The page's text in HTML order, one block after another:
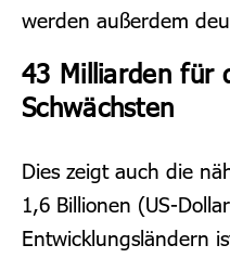
werden außerdem
43 Milliarden für
Schwächsten
Dies zeigt auch die
1,6 Billionen (US-
Entwicklungsländern